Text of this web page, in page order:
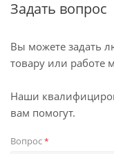
Задать вопрос
Вы можете задать
товару или работе
Наши
вам помогут.
Вопрос*